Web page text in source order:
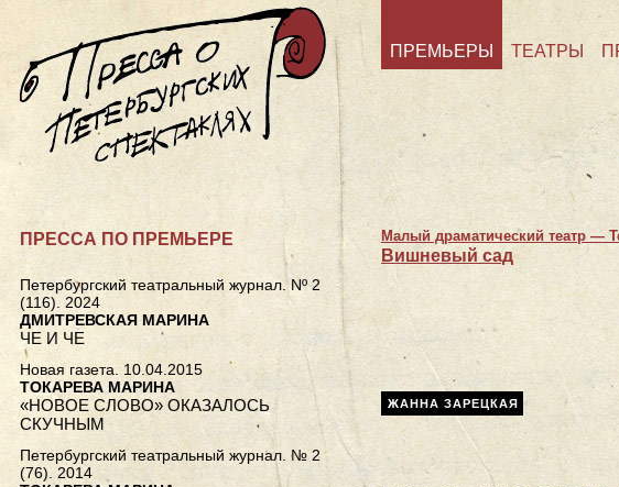
ПРЕМЬЕРЫ ТЕАТРЫ
Малый драматический театр —
Вишневый сад
ЖАННА ЗАРЕЦКАЯ
ПРЕССА ПО ПРЕМЬЕРЕ
Петербургский театральный журнал. Nº 2
(116). 2024
ДМИТРЕВСКАЯ МАРИНА
ЧЕ И ЧЕ
Новая газета. 10.04.2015
ТОКАРЕВА МАРИНА
«НОВОЕ СЛОВО» ОКАЗАЛОСЬ
СКУЧНЫМ
Петербургский театральный журнал. № 2
(76). 2014